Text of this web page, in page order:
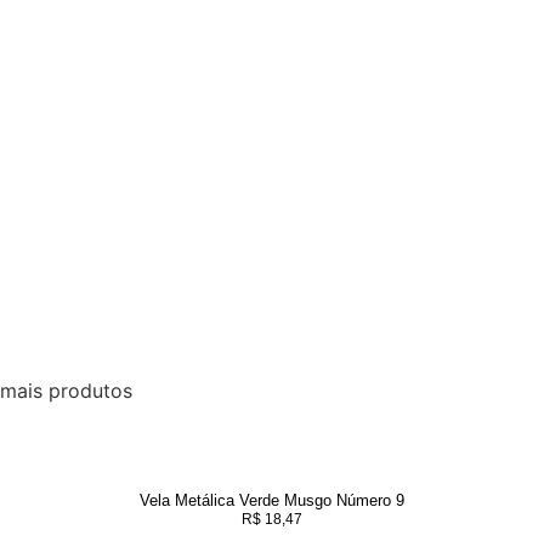
mais produtos
Vela Metálica Verde Musgo Número 9
R$ 18,47